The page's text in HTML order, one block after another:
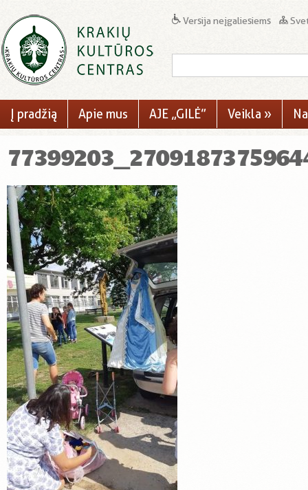
Versija neįgaliesiems
Į pradžią Apie mus AJE „GILĖ” Veikla »